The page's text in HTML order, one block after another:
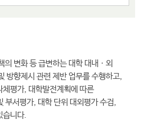
의 변화 등 급변하는 대학 대내ㆍ외
방향제시 관련 제반 업무를 수행하고,
평가, 대학발전계획에 따른
부서평가, 대학 단위 대외평가 수검,
습니다.